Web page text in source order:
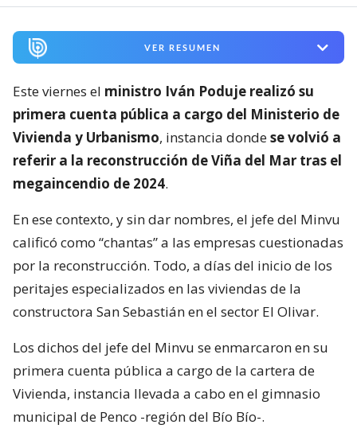
VER RESUMEN
Este viernes el ministro Iván Poduje realizó su
primera cuenta pública a cargo del Ministerio de
Vivienda y Urbanismo, instancia dondese volvió a
referir a la reconstrucción de Viña del Mar tras el
megaincendio de 2024.
En ese contexto, y sin dar nombres, el jefe del Minvu
calificó como “chantas” a las empresas cuestionadas
por la reconstrucción. Todo, a días del inicio de los
peritajes especializados en las viviendas de la
constructora San Sebastián en el sector El Olivar.
Los dichos del jefe del Minvu se enmarcaron en su
primera cuenta pública a cargo de la cartera de
Vivienda, instancia llevada a cabo en el gimnasio
municipal de Penco -región del Bío Bío-.